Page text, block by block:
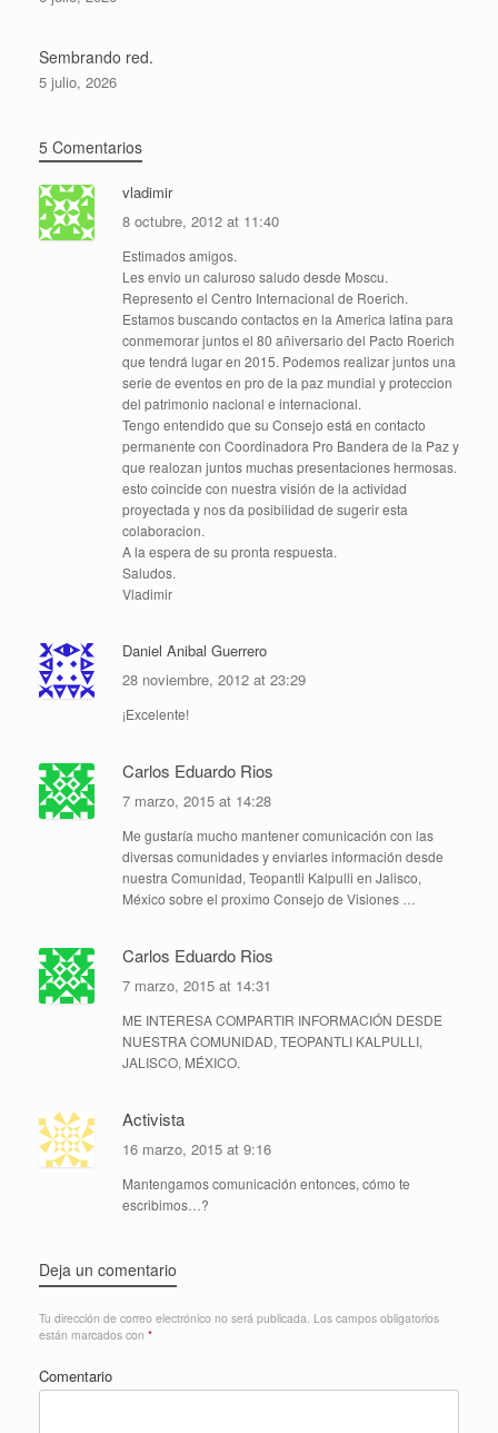
Sembrando red.
5 julio, 2026
5 Comentarios
vladimir
8 octubre, 2012 at 11:40
Estimados amigos.
Les envio un caluroso saludo desde Moscu.
Represento el Centro Internacional de Roerich.
Estamos buscando contactos en la America latina para
conmemorar juntos el 80 añiversario del Pacto Roerich
que tendrá lugar en 2015. Podemos realizar juntos una
serie de eventos en pro de la paz mundial y proteccion
del patrimonio nacional e internacional.
Tengo entendido que su Consejo está en contacto
permanente con Coordinadora Pro Bandera de la Paz y
que realozan juntos muchas presentaciones hermosas.
esto coincide con nuestra visión de la actividad
proyectada y nos da posibilidad de sugerir esta
colaboracion.
A la espera de su pronta respuesta.
Saludos.
Vladimir
Daniel Anibal Guerrero
28 noviembre, 2012 at 23:29
¡Excelente!
Carlos Eduardo Rios
7 marzo, 2015 at 14:28
Me gustaría mucho mantener comunicación con las
diversas comunidades y enviarles información desde
nuestra Comunidad, Teopantli Kalpulli en Jalisco,
México sobre el proximo Consejo de Visiones …
Carlos Eduardo Rios
7 marzo, 2015 at 14:31
ME INTERESA COMPARTIR INFORMACIÓN DESDE
NUESTRA COMUNIDAD, TEOPANTLI KALPULLI,
JALISCO, MÉXICO.
Activista
16 marzo, 2015 at 9:16
Mantengamos comunicación entonces, cómo te
escribimos…?
Deja un comentario
Tu dirección de correo electrónico no será publicada. Los campos obligatorios
están marcados con *
Comentario